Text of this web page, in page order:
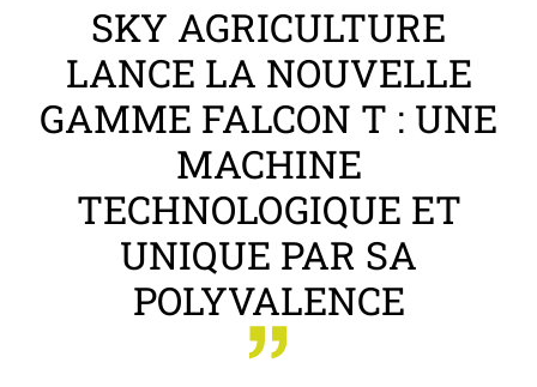
SKY AGRICULTURE
LANCE LA NOUVELLE
GAMME FALCON T : UNE
MACHINE
TECHNOLOGIQUE ET
UNIQUE PAR SA
POLYVALENCE